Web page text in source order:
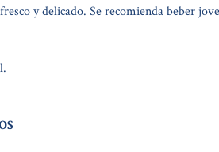
y delicado. Se recomienda beber